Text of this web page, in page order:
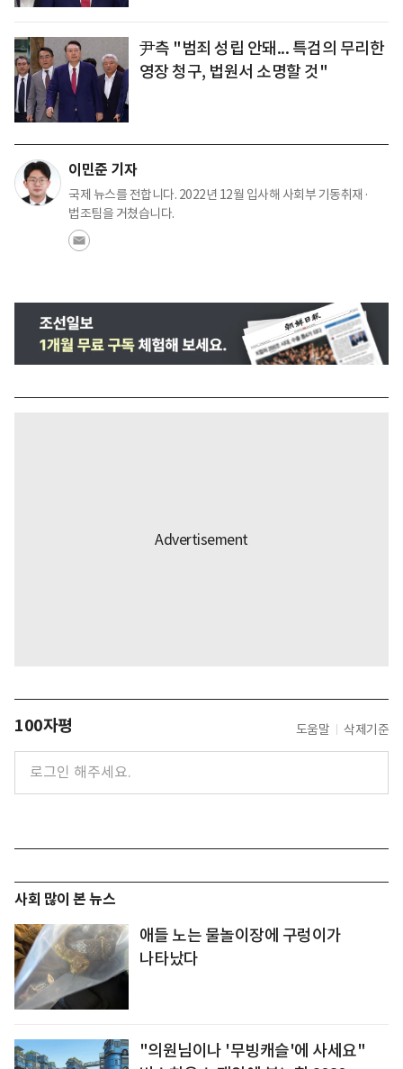
尹측 "범죄 성립 안돼... 특검의 무리한
영장 청구, 법원서 소명할 것"
이민준 기자
국제 뉴스를 전합니다. 2022년 12월 입사해 사회부 기동취재·
법조팀을 거쳤습니다.
100자평 도움말 삭제기준
사회 많이 본 뉴스
애들 노는 물놀이장에 구렁이가
나타났다
"의원님이나 '무빙캐슬'에 사세요"